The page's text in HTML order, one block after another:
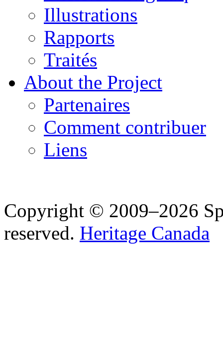
Illustrations
Rapports
Traités
About the Project
Partenaires
Comment contribuer
Liens
Copyright © 2009–2026
reserved. Heritage Canada